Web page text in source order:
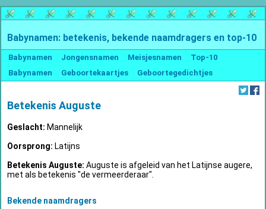
Babynamen: betekenis, bekende naamdragers en top-10
Babynamen Jongensnamen Meisjesnamen
Top-10
Babynamen
Geboortekaartjes Geboortegedichtjes
Betekenis Auguste
Geslacht: Mannelijk
Oorsprong: Latijns
Betekenis Auguste: Auguste is afgeleid van het Latijnse augere,
met als betekenis "de vermeerderaar".
Bekende naamdragers